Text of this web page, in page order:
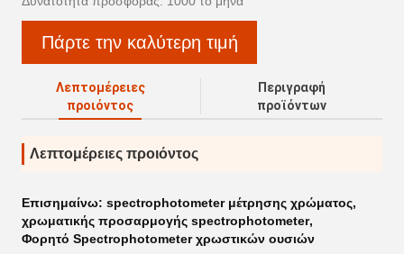
Πάρτε την καλύτερη τιμή
Λεπτομέρειες
προιόντος
Περιγραφή
προϊόντων
Λεπτομέρειες προιόντος
Επισημαίνω: spectrophotometer μέτρησης χρώματος,
χρωματικής προσαρμογής spectrophotometer,
Φορητό Spectrophotometer χρωστικών ουσιών